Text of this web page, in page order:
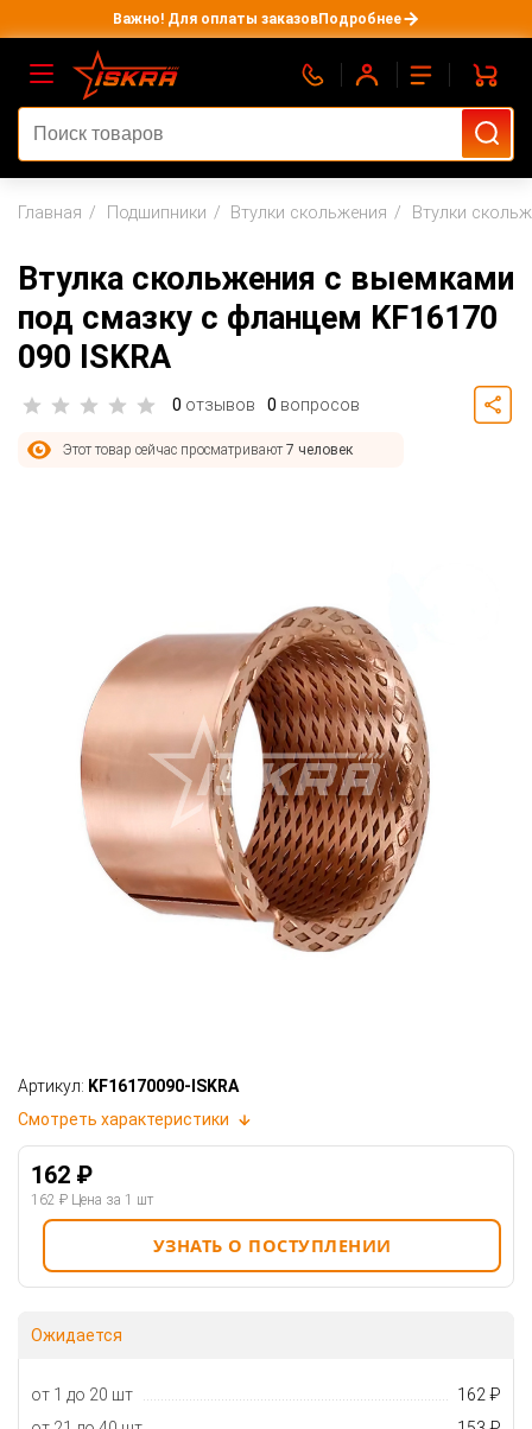
Важно! Для оплаты заказовПодробнее
Главная Подшипники Втулки скольжения Втулки
Втулка скольжения с выемками
под смазку с фланцем KF16170
090 ISKRA
0 отзывов 0 вопросов
Этот товар сейчас просматривают7 человек
Артикул: KF16170090-ISKRA
Смотреть характеристики
162 ₽
162 ₽ Цена за 1 шт
УЗНАТЬ О ПОСТУПЛЕНИИ
Ожидается
от 1 до 20 шт
162 ₽